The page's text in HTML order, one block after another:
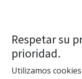
Respetar su
prioridad.
Utilizamos